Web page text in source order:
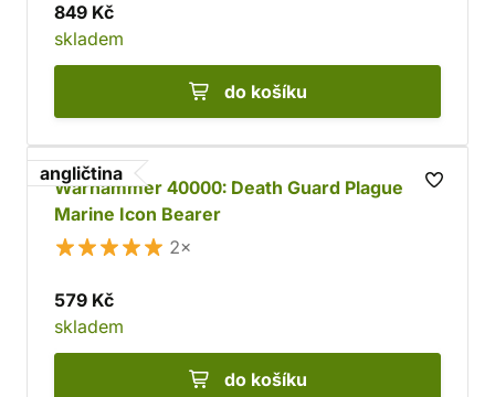
849 Kč
skladem
do košíku
angličtina
Warhammer 40000: Death Guard Plague
Marine Icon Bearer
2×
579 Kč
skladem
do košíku